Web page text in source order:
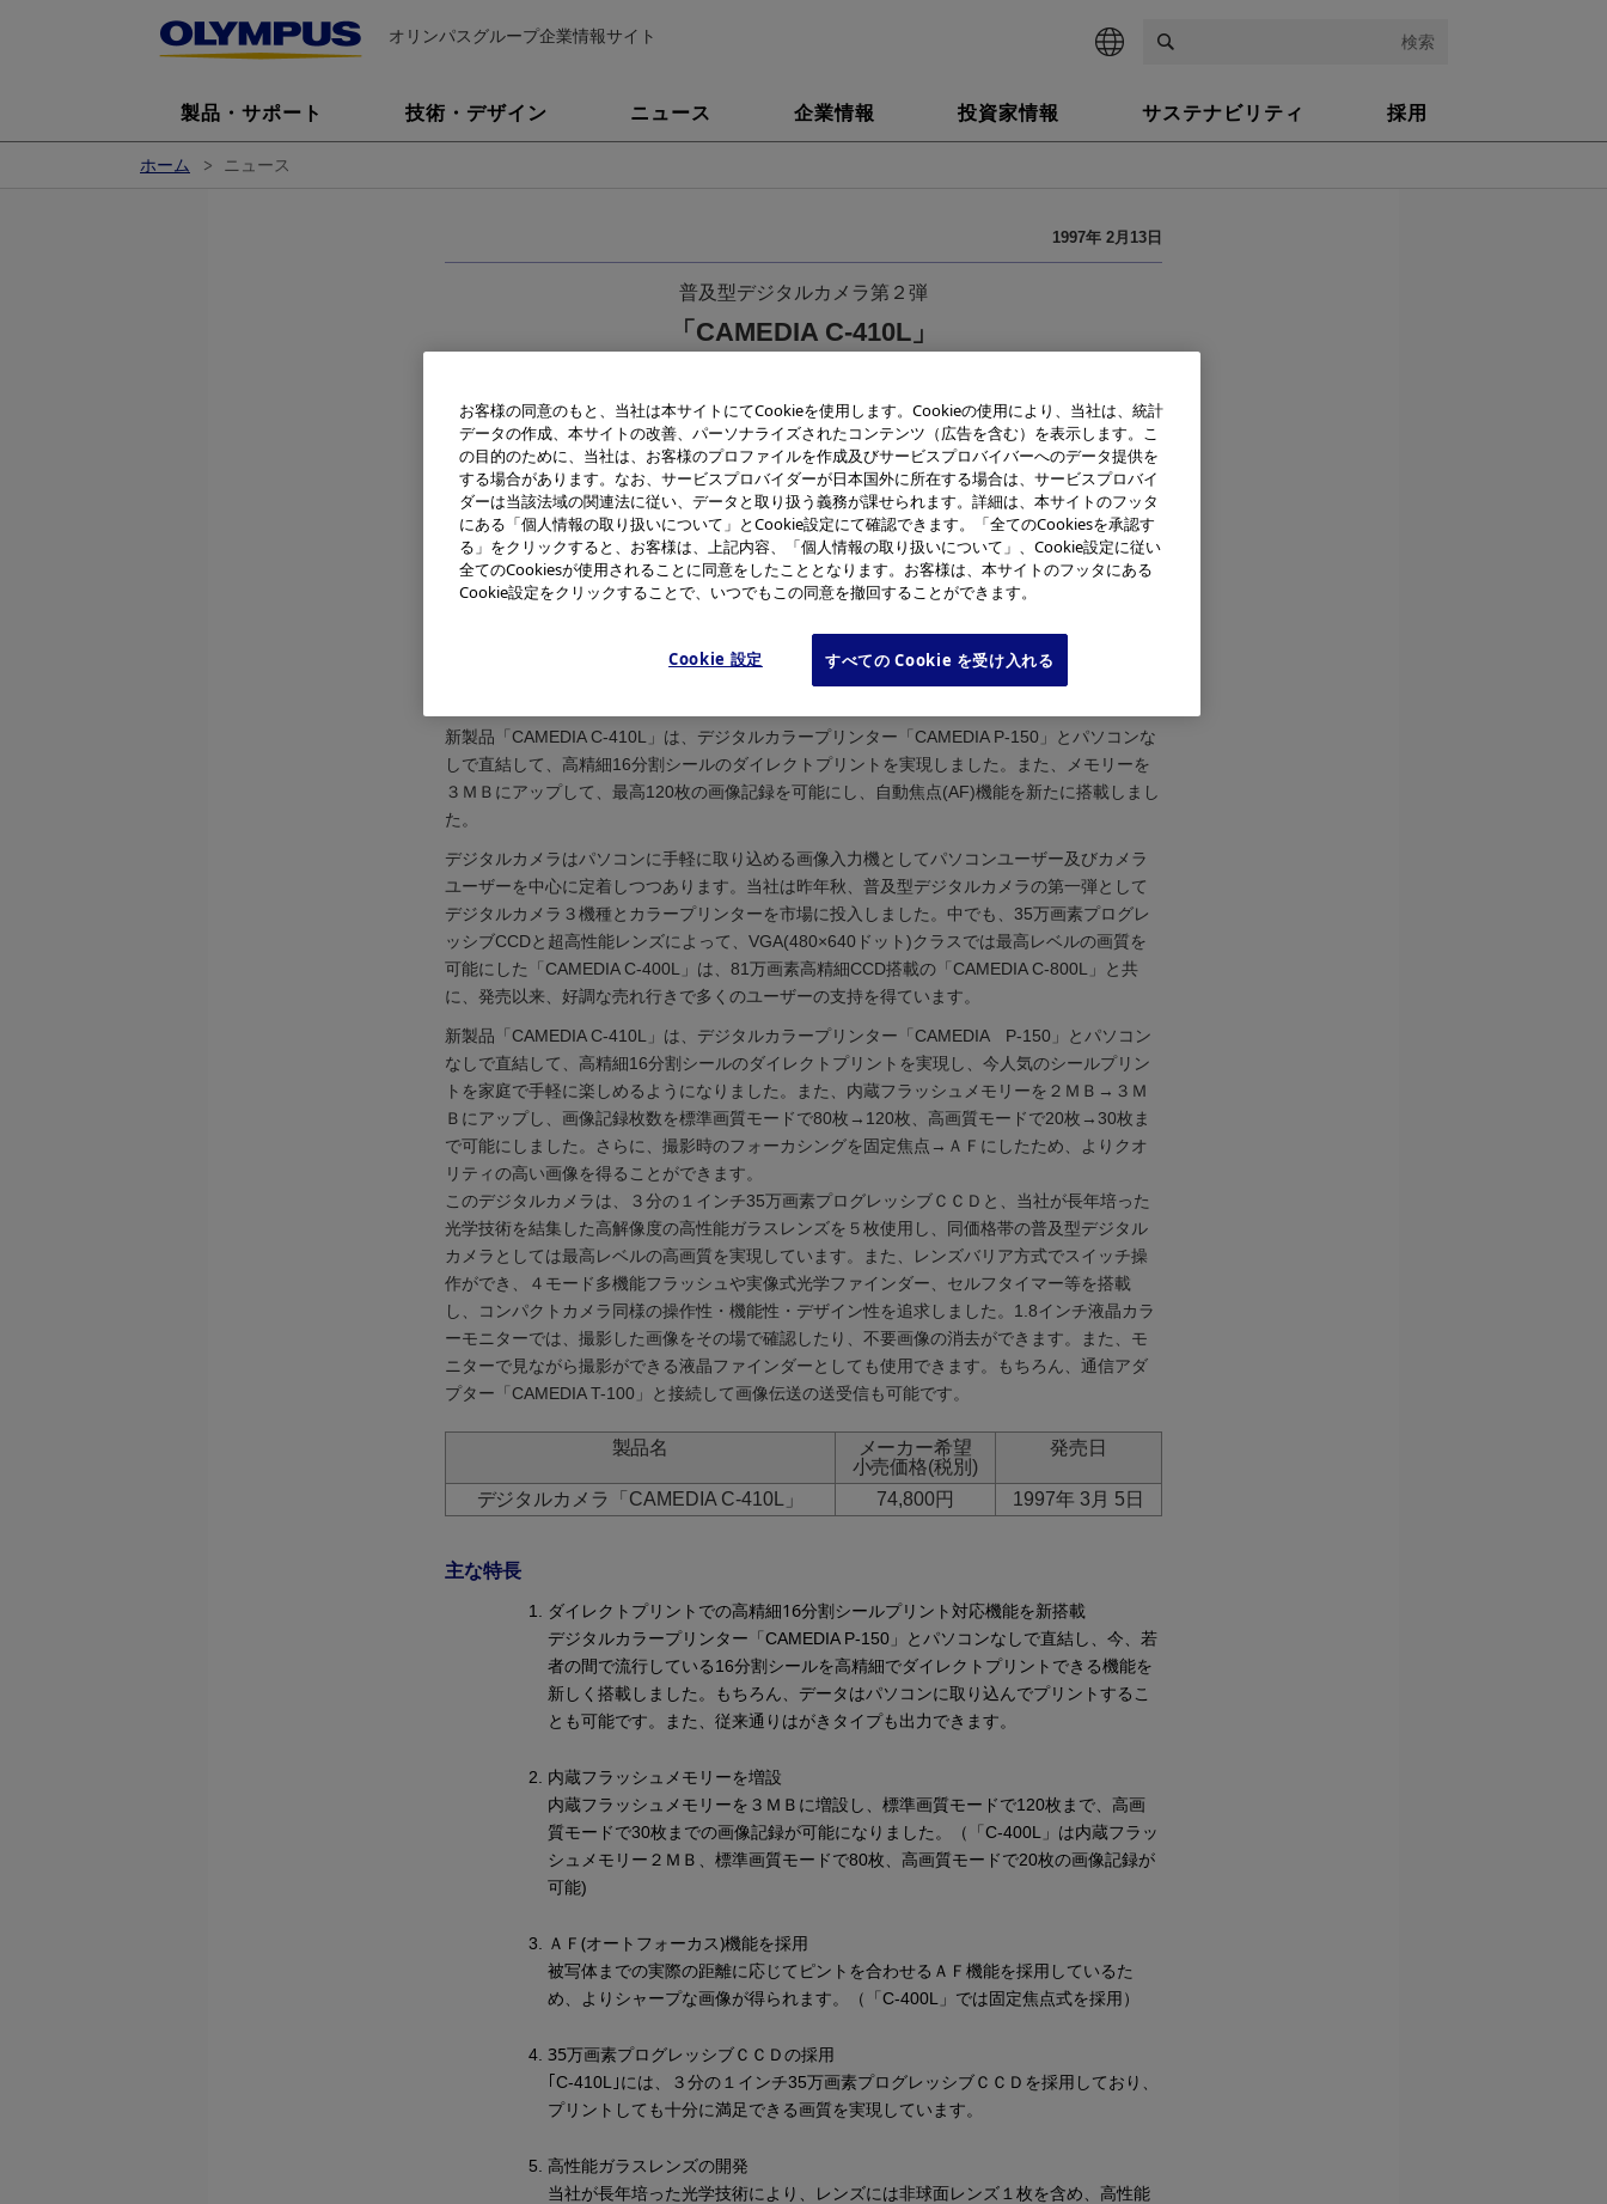
オリンパスグループ企業情報サイト 検索
製品・サポート 技術・デザイン ニュース 企業情報 投資家情報 サステナビリティ 採用
ホーム ニュース
1997年 2月13日
普及型デジタルカメラ第２弾
「CAMEDIA C-410L」
「CAMEDIA C-410L」
新製品「CAMEDIA C-410L」は、デジタルカラープリンター「CAMEDIA P-150」とパソコンな
しで直結して、高精細16分割シールのダイレクトプリントを実現しました。また、メモリーを
３ＭＢにアップして、最高120枚の画像記録を可能にし、自動焦点(AF)機能を新たに搭載しまし
た。
デジタルカメラはパソコンに手軽に取り込める画像入力機としてパソコンユーザー及びカメラ
ユーザーを中心に定着しつつあります。当社は昨年秋、普及型デジタルカメラの第一弾として
デジタルカメラ３機種とカラープリンターを市場に投入しました。中でも、35万画素プログレ
ッシブCCDと超高性能レンズによって、VGA(480×640ドット)クラスでは最高レベルの画質を
可能にした「CAMEDIA C-400L」は、81万画素高精細CCD搭載の「CAMEDIA C-800L」と共
に、発売以来、好調な売れ行きで多くのユーザーの支持を得ています。
新製品「CAMEDIA C-410L」は、デジタルカラープリンター「CAMEDIA P-150」とパソコン
なしで直結して、高精細16分割シールのダイレクトプリントを実現し、今人気のシールプリン
トを家庭で手軽に楽しめるようになりました。また、内蔵フラッシュメモリーを２ＭＢ→３Ｍ
Ｂにアップし、画像記録枚数を標準画質モードで80枚→120枚、高画質モードで20枚→30枚ま
で可能にしました。さらに、撮影時のフォーカシングを固定焦点→ＡＦにしたため、よりクオ
リティの高い画像を得ることができます。
このデジタルカメラは、３分の１インチ35万画素プログレッシブＣＣＤと、当社が長年培った
光学技術を結集した高解像度の高性能ガラスレンズを５枚使用し、同価格帯の普及型デジタル
カメラとしては最高レベルの高画質を実現しています。また、レンズバリア方式でスイッチ操
作ができ、４モード多機能フラッシュや実像式光学ファインダー、セルフタイマー等を搭載
し、コンパクトカメラ同様の操作性・機能性・デザイン性を追求しました。1.8インチ液晶カラ
ーモニターでは、撮影した画像をその場で確認したり、不要画像の消去ができます。また、モ
ニターで見ながら撮影ができる液晶ファインダーとしても使用できます。もちろん、通信アダ
プター「CAMEDIA T-100」と接続して画像伝送の送受信も可能です。
製品名
メーカー希望
小売価格(税別)
発売日
デジタルカメラ「CAMEDIA C-410L」 74,800円 1997年 3月 5日
主な特長
ダイレクトプリントでの高精細16分割シールプリント対応機能を新搭載
デジタルカラープリンター「CAMEDIA P-150」とパソコンなしで直結し、今、若
者の間で流行している16分割シールを高精細でダイレクトプリントできる機能を
新しく搭載しました。もちろん、データはパソコンに取り込んでプリントするこ
とも可能です。また、従来通りはがきタイプも出力できます。
内蔵フラッシュメモリーを増設
内蔵フラッシュメモリーを３ＭＢに増設し、標準画質モードで120枚まで、高画
質モードで30枚までの画像記録が可能になりました。（「C-400L」は内蔵フラッ
シュメモリー２ＭＢ、標準画質モードで80枚、高画質モードで20枚の画像記録が
可能)
ＡＦ(オートフォーカス)機能を採用
被写体までの実際の距離に応じてピントを合わせるＡＦ機能を採用しているた
め、よりシャープな画像が得られます。（「C-400L」では固定焦点式を採用）
35万画素プログレッシブＣＣＤの採用
｢C-410L｣には、３分の１インチ35万画素プログレッシブＣＣＤを採用しており、
プリントしても十分に満足できる画質を実現しています。
高性能ガラスレンズの開発
当社が長年培った光学技術により、レンズには非球面レンズ１枚を含め、高性能
お客様の同意のもと、当社は本サイトにてCookieを使用します。Cookieの使用により、当社は、統計
データの作成、本サイトの改善、パーソナライズされたコンテンツ（広告を含む）を表示します。こ
の目的のために、当社は、お客様のプロファイルを作成及びサービスプロバイバーへのデータ提供を
する場合があります。なお、サービスプロバイダーが日本国外に所在する場合は、サービスプロバイ
ダーは当該法域の関連法に従い、データと取り扱う義務が課せられます。詳細は、本サイトのフッタ
にある「個人情報の取り扱いについて」とCookie設定にて確認できます。「全てのCookiesを承認す
る」をクリックすると、お客様は、上記内容、「個人情報の取り扱いについて」、Cookie設定に従い
全てのCookiesが使用されることに同意をしたこととなります。お客様は、本サイトのフッタにある
Cookie設定をクリックすることで、いつでもこの同意を撤回することができます。
Cookie 設定 すべての Cookie を受け入れる